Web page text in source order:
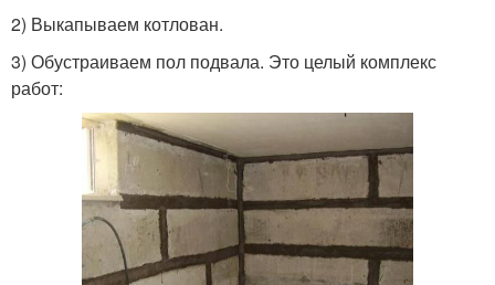
2) Выкапываем котлован.
3) Обустраиваем пол подвала. Это целый комплекс
работ: